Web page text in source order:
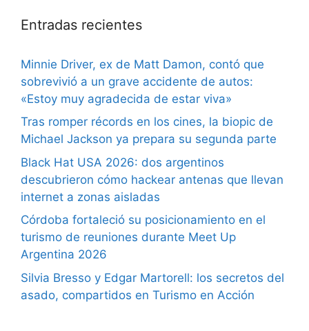
Entradas recientes
Minnie Driver, ex de Matt Damon, contó que
sobrevivió a un grave accidente de autos:
«Estoy muy agradecida de estar viva»
Tras romper récords en los cines, la biopic de
Michael Jackson ya prepara su segunda parte
Black Hat USA 2026: dos argentinos
descubrieron cómo hackear antenas que llevan
internet a zonas aisladas
Córdoba fortaleció su posicionamiento en el
turismo de reuniones durante Meet Up
Argentina 2026
Silvia Bresso y Edgar Martorell: los secretos del
asado, compartidos en Turismo en Acción